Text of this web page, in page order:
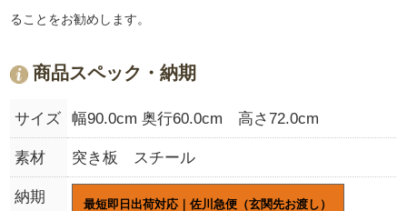
ることをお勧めします。
商品スペック・納期
サイズ 幅90.0cm 奥行60.0cm 高さ72.0cm
素材 突き板 スチール
納期